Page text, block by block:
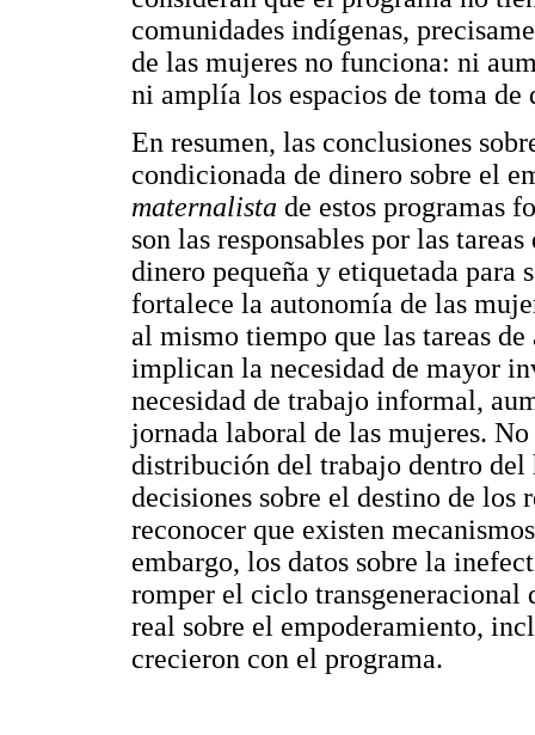
comunidades indígenas,
de las mujeres no funciona: ni
ni amplía los espacios de toma de
En resumen, las conclusiones
condicionada de dinero sobre el
maternalista de estos programas
son las responsables por las
dinero pequeña y etiquetada para
fortalece la autonomía de las
al mismo tiempo que las tareas
implican la necesidad de mayor
necesidad de trabajo informal,
jornada laboral de las mujeres.
distribución del trabajo dentro del
decisiones sobre el destino de los
reconocer que existen
embargo, los datos sobre la
romper el ciclo transgeneracional
real sobre el empoderamiento,
crecieron con el programa.